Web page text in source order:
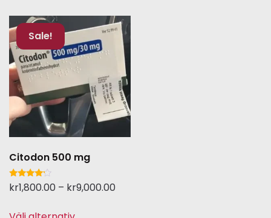
Sale!
Citodon 500 mg
Betygsatt
4.00
kr1,800.00 – kr9,000.00